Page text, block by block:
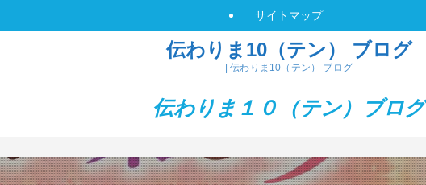
伝わりま10（テン） ブログ
| 伝わりま10（テン） ブログ
サイトマップ
伝わりま１０（テン） ブログ